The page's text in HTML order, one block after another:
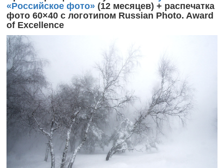
«Российское фото» (12 месяцев) + распечатка
фото 60×40 с логотипом Russian Photo. Award
of Excellence